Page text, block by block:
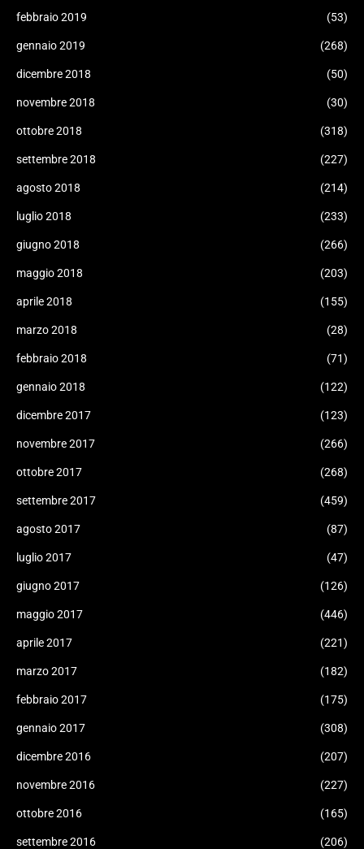
febbraio 2019 (53)
gennaio 2019 (268)
dicembre 2018 (50)
novembre 2018 (30)
ottobre 2018 (318)
settembre 2018 (227)
agosto 2018 (214)
luglio 2018 (233)
giugno 2018 (266)
maggio 2018 (203)
aprile 2018 (155)
marzo 2018 (28)
febbraio 2018 (71)
gennaio 2018 (122)
dicembre 2017 (123)
novembre 2017 (266)
ottobre 2017 (268)
settembre 2017 (459)
agosto 2017 (87)
luglio 2017 (47)
giugno 2017 (126)
maggio 2017 (446)
aprile 2017 (221)
marzo 2017 (182)
febbraio 2017 (175)
gennaio 2017 (308)
dicembre 2016 (207)
novembre 2016 (227)
ottobre 2016 (165)
settembre 2016 (206)